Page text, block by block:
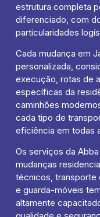
estrutura completa
diferenciado, com
particularidades
Cada mudança em
personalizada,
execução, rotas de
específicas da
caminhões
cada tipo de
eficiência em todas
Os serviços da
mudanças
técnicos, transporte
e guarda-móveis
altamente